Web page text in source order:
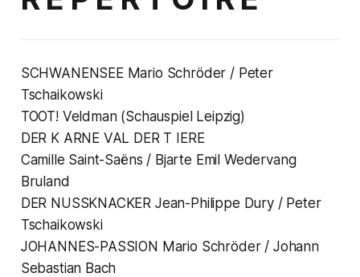
SCHWANENSEE Mario Schröder / Peter
Tschaikowski
TOOT! Veldman (Schauspiel Leipzig)
DER K ARNE VAL DER T IERE
Camille Saint-Saëns / Bjarte Emil Wedervang
Bruland
DER NUSSKNACKER Jean-Philippe Dury / Peter
Tschaikowski
JOHANNES-PASSION Mario Schröder / Johann
Sebastian Bach